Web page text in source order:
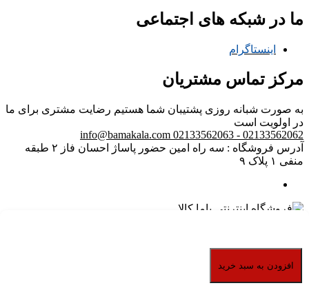
افزودن به سبد خرید
ما در شبکه های اجتماعی
اینستاگرام
مرکز تماس مشتریان
به صورت شبانه روزی پشتیبان شما هستیم رضایت مشتری برای ما
در اولویت است
02133562062 - 02133562063
info@bamakala.com
آدرس فروشگاه : سه راه امین حضور پاساژ احسان فاز ۲ طبقه
منفی ۱ پلاک ۹
بهترین و با کیفیت ترین محصولات از برندهای معتبر ایرانی و خارجی
1399 فروش آنلاین خود را پایه گذاری کرده تا نیازهای مشتریان
محترم را به بهترین نحوه برآورد کنیم. شعار ما این است که هر خانه